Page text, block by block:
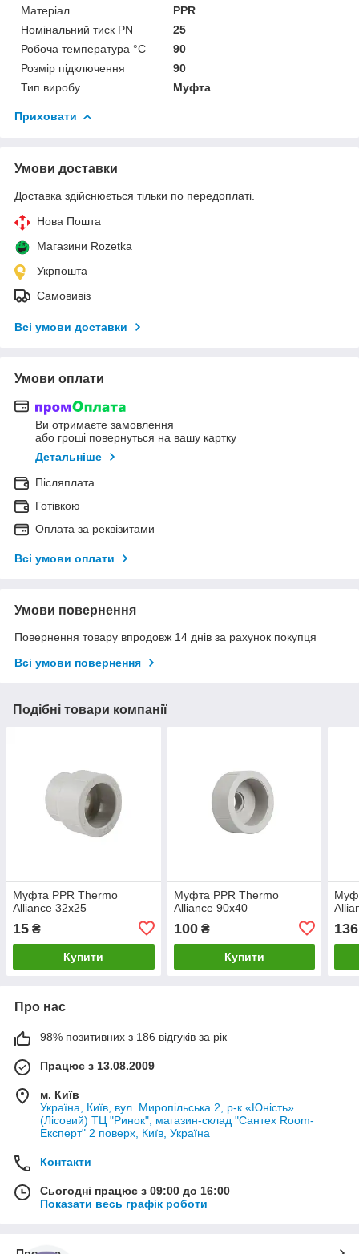
Матеріал
PPR
Номінальний тиск PN
25
Робоча температура °С
90
Розмір підключення
90
Тип виробу
Муфта
Приховати
Умови доставки
Доставка здійснюється тільки по передоплаті.
Нова Пошта
Магазини Rozetka
Укрпошта
Самовивіз
Всі умови доставки
Умови оплати
Ви отримаєте замовлення
або гроші повернуться на вашу картку
Детальніше
Післяплата
Готівкою
Оплата за реквізитами
Всі умови оплати
Умови повернення
Повернення товару впродовж 14 днів за рахунок покупця
Всі умови повернення
Подібні товари компанії
Муфта PPR Thermo
Alliance 32х25
15 ₴
Купити
Муфта PPR Thermo
Alliance 90х40
100₴
Купити
136
Про нас
98% позитивних з 186 відгуків за рік
Працює з 13.08.2009
м. Київ
Україна, Київ, вул. Миропільська 2, р-к «Юність»
(Лісовий) ТЦ "Ринок", магазин-склад "Сантех Room-
Експерт" 2 поверх, Київ, Україна
Контакти
Сьогодні працює з 09:00 до 16:00
Показати весь графік роботи